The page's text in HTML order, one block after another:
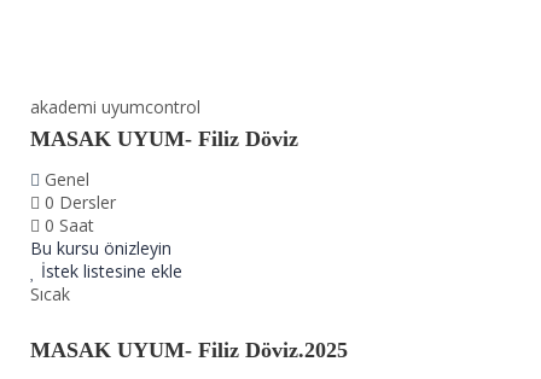
akademi uyumcontrol
MASAK UYUM- Filiz Döviz
Genel
0 Dersler
0 Saat
Bu kursu önizleyin
İstek listesine ekle
Sıcak
MASAK UYUM- Filiz Döviz.2025